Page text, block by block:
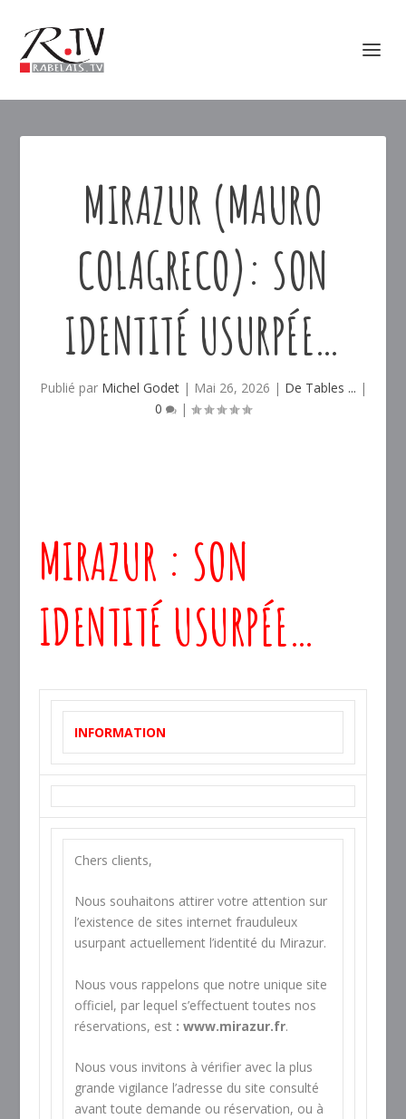
MIRAZUR (MAURO
COLAGRECO): SON
IDENTITÉ USURPÉE…
Publié par Michel Godet| Mai 26, 2026 | De Tables ... |
0
|
MIRAZUR : SON
IDENTITÉ USURPÉE…
INFORMATION
Chers clients,
Nous souhaitons attirer votre attention sur
l’existence de sites internet frauduleux
usurpant actuellement l’identité du Mirazur.
Nous vous rappelons que notre unique site
officiel, par lequel s’effectuent toutes nos
réservations, est: www.mirazur.fr.
Nous vous invitons à vérifier avec la plus
grande vigilance l’adresse du site consulté
avant toute demande ou réservation, ou à